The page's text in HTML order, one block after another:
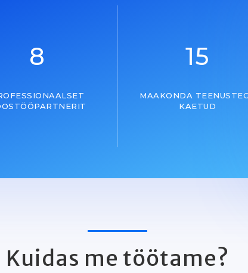
8 15
MAAKONDA
KAETUD
Kuidas me töötame?